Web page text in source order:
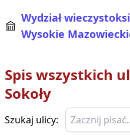
Wydział
Wysokie
Spis wszystkich
Sokoły
Szukaj ulicy: